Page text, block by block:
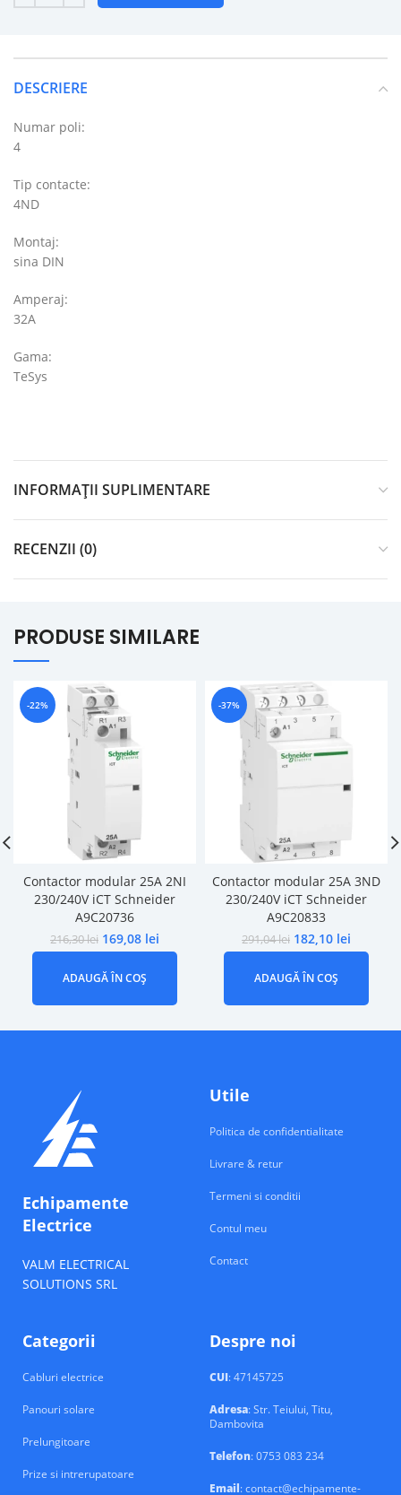
DESCRIERE
Numar poli:
4
Tip contacte:
4ND
Montaj:
sina DIN
Amperaj:
32A
Gama:
TeSys
INFORMAȚII SUPLIMENTARE
RECENZII (0)
PRODUSE SIMILARE
-22%
Contactor modular 25A 2NI
230/240V iCT Schneider
A9C20736
216,30lei 169,08 lei
ADAUGĂ ÎN COȘ
-37%
Contactor modular 25A 3ND
230/240V iCT Schneider
A9C20833
291,04lei 182,10 lei
ADAUGĂ ÎN COȘ
Echipamente
Electrice
VALM ELECTRICAL
SOLUTIONS SRL
Utile
Politica de confidentialitate
Livrare & retur
Termeni si conditii
Contul meu
Contact
Categorii
Cabluri electrice
Panouri solare
Prelungitoare
Prize si intrerupatoare
Despre noi
CUI: 47145725
Adresa: Str. Teiului, Titu,
Dambovita
Telefon: 0753 083 234
Email: contact@echipamente-